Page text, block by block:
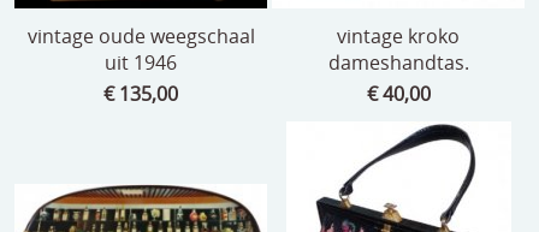
vintage oude weegschaal
uit 1946
€ 135,00
vintage kroko
dameshandtas.
€ 40,00